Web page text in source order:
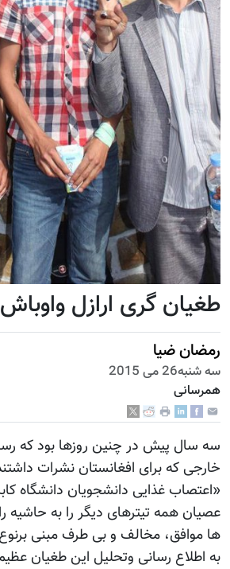
طغیان گری ارازل واوباش
رمضان ضیا
سه شنبه26 می 2015
همرسانی
سه سال پیش در چنین روزها بود که
خارجی که برای افغانستان نشرات
«اعتصاب غذایی دانشجویان دانشگاه
عصیان همه تیترهای دیگر را به حاشیه
ها موافق، مخالف و بی طرف مبنی
به اطلاع رسانی وتحلیل این طغیان